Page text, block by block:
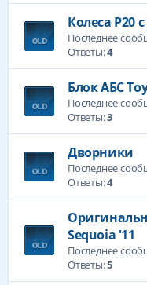
Колеса Р20
Последнее
Ответы:4
Блок АБС
Последнее
Ответы:3
Дворники
Последнее
Ответы:4
Sequoia '11
Последнее
Ответы:5